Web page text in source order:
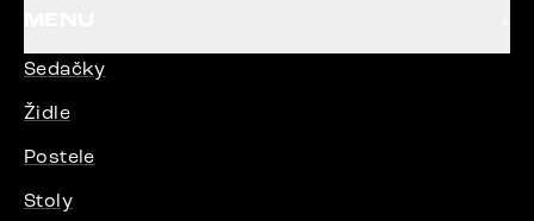
Sedačky
Židle
Postele
Stoly